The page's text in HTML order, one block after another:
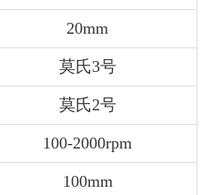
20mm
莫氏3号
莫氏2号
100-2000rpm
100mm